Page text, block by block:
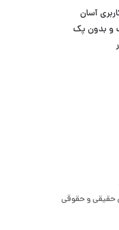
آسان
و بدون پک
حقیقی و حقوقی